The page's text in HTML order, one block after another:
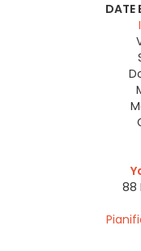
DATE
88